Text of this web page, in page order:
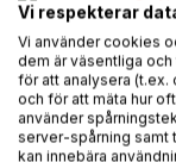
BESKRIVNING
Vi respekterar
Vi använder cookies
dem är väsentliga
för att analysera
och för att mäta hur
använder
server-spårning samt
kan innebära